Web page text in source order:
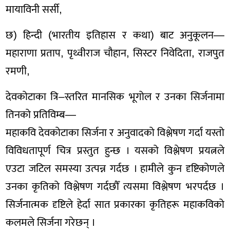
मायाविनी सर्सी,
छ) हिन्दी (भारतीय इतिहास र कथा) बाट अनुकूलन—
महाराणा प्रताप, पृथ्वीराज चौहान, सिस्टर निवेदिता, राजपुत
रमणी,
देवकोटाका त्रि–स्तरित मानसिक भूगोल र उनका सिर्जनामा
तिनको प्रतिविम्ब—
महाकवि देवकोटाका सिर्जना र अनुवादको विश्लेषण गर्दा यस्तो
विविधतापूर्ण चित्र प्रस्तुत हुन्छ । यसको विश्लेषण प्रयत्नले
एउटा जटिल समस्या उत्पन्न गर्दछ । हामीले कुन दृष्टिकोणले
उनका कृतिको विश्लेषण गर्दछौँ त्यसमा विश्लेषण भरपर्दछ ।
सिर्जनात्मक दृष्टिले हेर्दा सात प्रकारका कृतिहरू महाकविको
कलमले सिर्जना गरेछन् ।